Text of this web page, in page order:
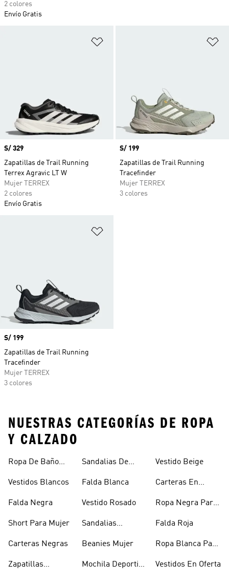
2 colores
Envío Gratis
Precio
S/ 329
Zapatillas de Trail Running
Terrex Agravic LT W
Mujer TERREX
2 colores
Envío Gratis
Precio
S/ 199
Zapatillas de Trail Running
Tracefinder
Mujer TERREX
3 colores
Precio
S/ 199
Zapatillas de Trail Running
Tracefinder
Mujer TERREX
3 colores
NUESTRAS CATEGORÍAS DE ROPA
Y CALZADO
Ropa De Baño
Vestidos Blancos
Falda Negra
Short Para Mujer
Carteras Negras
Zapatillas
Sandalias De
Mujer
Falda Blanca
Vestido Rosado
Sandalias
Beanies Mujer
Mochila Deportiva
Vestido Beige
Carteras En
Ropa Negra Para
Falda Roja
Ropa Blanca Para
Vestidos En Oferta